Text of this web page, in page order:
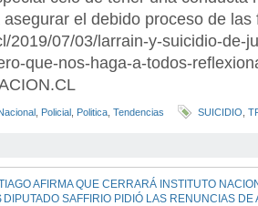
el debido proceso de las
2019/07/03/larrain-y-suicidio-de-
que-nos-haga-a-todos-
Policial Politica Tendencias SUICIDIO
AFIRMA QUE CERRARÁ INSTITUTO
SAFFIRIO PIDIÓ LAS RENUNCIAS